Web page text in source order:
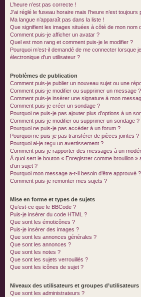
L’heure n’est pas correcte !
J’ai réglé le fuseau horaire mais l’heure n’est
Ma langue n’apparaît pas dans la liste !
Que signifient les images situées à côté de mon nom
Comment puis-je afficher un avatar ?
Quel est mon rang et comment puis-je le modifier ?
Pourquoi m’est-il demandé de me connecter lorsque
électronique d’un utilisateur ?
Problèmes de publication
Comment puis-je publier un nouveau sujet ou une
Comment puis-je modifier ou supprimer un message ?
Comment puis-je insérer une signature à mon
Comment puis-je créer un sondage ?
Pourquoi ne puis-je pas ajouter plus d’options à un
Comment puis-je modifier ou supprimer un sondage ?
Pourquoi ne puis-je pas accéder à un forum ?
Pourquoi ne puis-je pas transférer de pièces jointes ?
Pourquoi ai-je reçu un avertissement ?
Comment puis-je rapporter des messages à un
À quoi sert le bouton « Enregistrer comme brouillon »
d’un sujet ?
Pourquoi mon message a-t-il besoin d’être approuvé ?
Comment puis-je remonter mes sujets ?
Mise en forme et types de sujets
Qu’est-ce que le BBCode ?
Puis-je insérer du code HTML ?
Que sont les émoticônes ?
Puis-je insérer des images ?
Que sont les annonces générales ?
Que sont les annonces ?
Que sont les notes ?
Que sont les sujets verrouillés ?
Que sont les icônes de sujet ?
Niveaux des utilisateurs et groupes d’utilisateurs
Que sont les administrateurs ?